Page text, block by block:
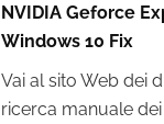
NVIDIA Geforce
Windows 10 Fix
Vai al sito Web dei
ricerca manuale